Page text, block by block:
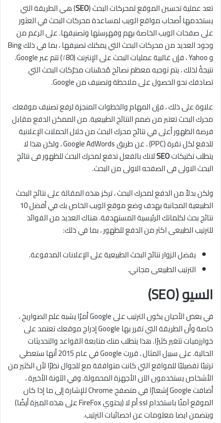
تعد عملية تحسين الموقع لمحركات البحث (SEO) هي الطريقة التي
يستخدمها أصحاب مواقع الويب لمساعدة محركات البحث في العثور
على صفحات الويب الخاصة بهم وفهرستها وتصنيفها. على الرغم من
وجود العديد من محركات البحث التي يمكنك تصنيفها ، بما في ذلك Bing
و Yahoo ، فإن غالبية عمليات البحث على الإنترنت (80٪) تتم عبر Google.
نتيجةً لذلك ، يتم توجيه معظم نصائح مُحسّنات محرّكات البحث التي
تصادفك نحو الحصول على ملاحظة وتصنيف من Google.
علاوة على ذلك ، فإن المهام والخطوات المنجزة لرفع تصنيف موقعك
محرك البحث تعتبر من ضمم النتائج الطبيعية. من الممكن الدفع مقابل
فرصة الظهور أعلى في نتائج محرك البحث من خلال الحملات الإعلانية
للدفع لكل نقرة (PPC) ، عن طريق Google AdWords ، ولكن هذا لا
يتطلب تكتيكات
لانك بالفعل تدفع لمحرك البحث للظهور فى نتائج
البحث الاولى فى الصفحه الاولى من البحث.
ولكن بدلاً من الدفع لمحرك البحث ، تركز هذه المقالة على نتائج البحث
الطبيعية المجانبة بهدف وضع موقع الويب الخاص بك في أفضل 10
نتائج بحث لكلماتك الرئيسية المستهدفة. هناك العديد من الفوائد
للترتيب الطبيعى اكثر من الدفع للظهور ، بما في ذلك:
يفضل الزوار نتائج البحث الطبيعية على الإعلانات المدفوعة.
الترتيب الطبيعى مجاني.
السيو (SEO)
في بعض الأحيان يكون الترتيب على Google أمرًا يشبه علم الصواريخ ،
خاصة وأن الطريقة التي تقرر بها Google إدراج موقعك تعتمد على
خوارزميات تتغير كثيرًا. هذا يتطلب منك متابعة القواعد والتحديثات
الحالية. على سبيل المثال ، قررت Google في عام 2015 أنها ستعطي
ترتيبًا تفضيليًا للمواقع التي كانت متوافقة مع للجوال نظرًا لأن الكثير من
الأشخاص يستخدمون الآن الأجهزة المحمولة. وفي الآونة الأخيرة ،
أضافت Google إشعارًا في متصفح Chrome للإشارة إلى ما إذا كان
الموقع آمنًا باستخدام ssl أم لا (يحتوي FireFox على هذه الميزة أيضًا)
ويتضمن ايضا معلومات عن احصائيات الترتيب.